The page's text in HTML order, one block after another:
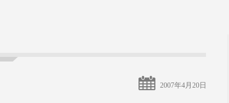
2007年4月20日